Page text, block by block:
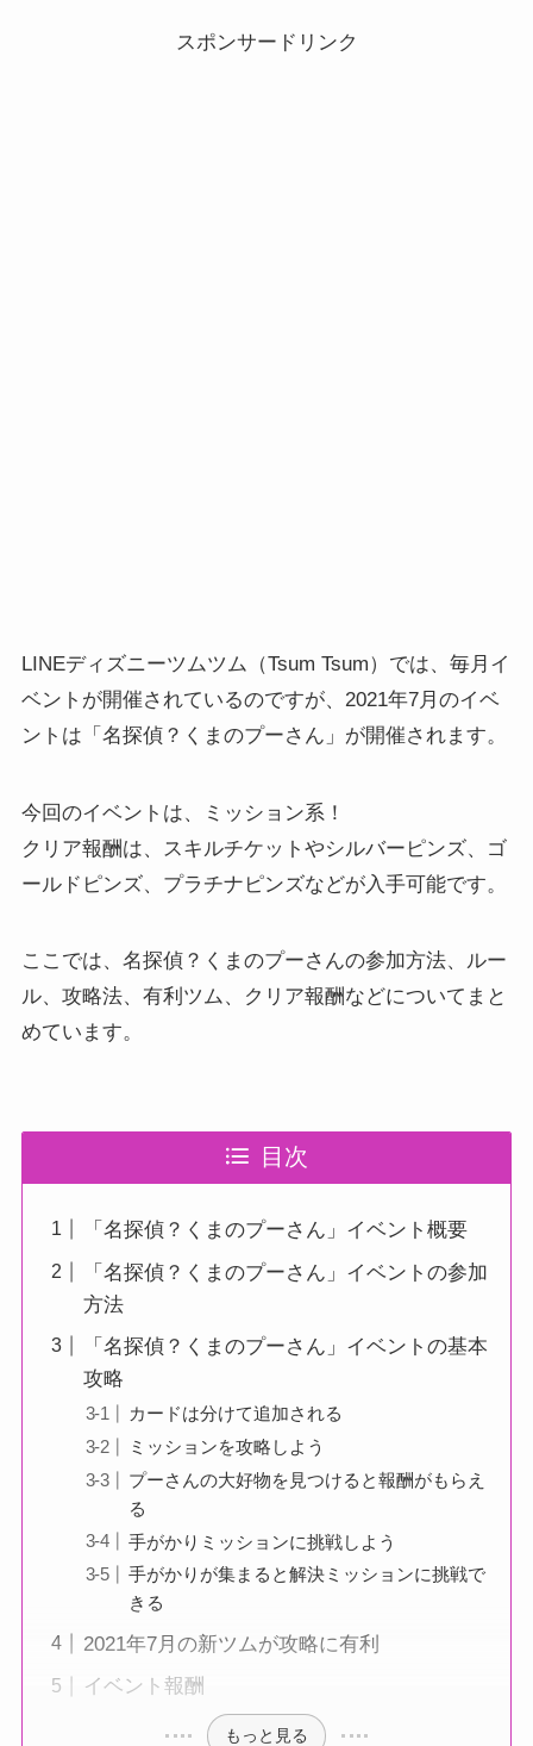
スポンサードリンク
LINEディズニーツムツム（Tsum Tsum）では、毎月イ
ベントが開催されているのですが、2021年7月のイベ
ントは「名探偵？くまのプーさん」が開催されます。
今回のイベントは、ミッション系！
クリア報酬は、スキルチケットやシルバーピンズ、ゴ
ールドピンズ、プラチナピンズなどが入手可能です。
ここでは、名探偵？くまのプーさんの参加方法、ルー
ル、攻略法、有利ツム、クリア報酬などについてまと
めています。
目次
「名探偵？くまのプーさん」イベント概要
「名探偵？くまのプーさん」イベントの参加
方法
「名探偵？くまのプーさん」イベントの基本
攻略
カードは分けて追加される
ミッションを攻略しよう
プーさんの大好物を見つけると報酬がもらえ
る
手がかりミッションに挑戦しよう
手がかりが集まると解決ミッションに挑戦で
きる
2021年7月の新ツムが攻略に有利
イベント報酬
もっと見る